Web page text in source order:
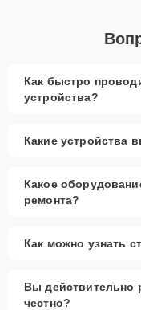
Как быстро
устройства?
Какие устройства
Какое
ремонта?
Как можно узнать
Вы действительно
честно?